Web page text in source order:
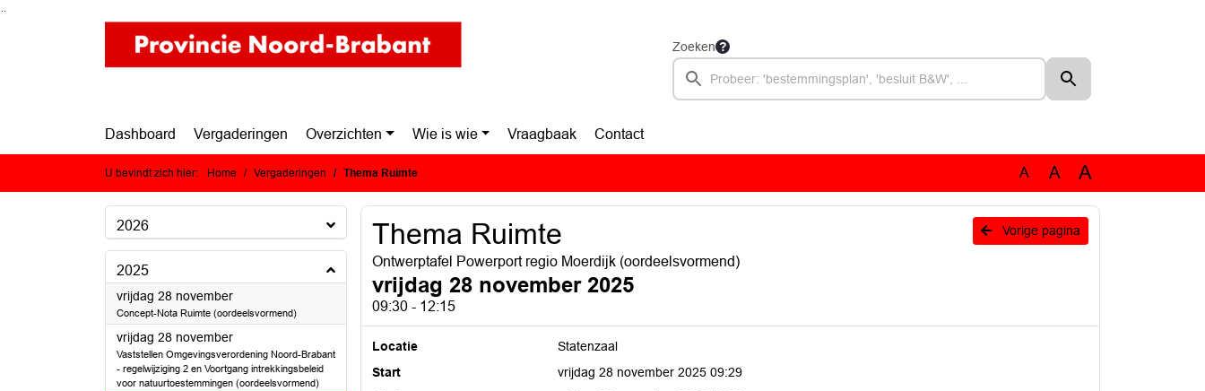
Ga naar de inhoud van deze pagina
Ga naar het zoeken
Ga naar het menu
Zoeken
Dashboard Vergaderingen Overzichten Wie is wie Vraagbaak Contact
U bevindt zich hier: Home Vergaderingen Thema Ruimte A A A
2026
2025
vrijdag 28 november2025
Concept-Nota Ruimte (oordeelsvormend)
vrijdag 28 november2025
Vaststellen Omgevingsverordening Noord-Brabant
- regelwijziging 2 en Voortgang intrekkingsbeleid
voor natuurtoestemmingen (oordeelsvormend)
Vorige pagina
Thema Ruimte
Ontwerptafel Powerport regio Moerdijk (oordeelsvormend)
vrijdag 28 november 2025
09:30 - 12:15
Locatie
Statenzaal
Start
vrijdag 28 november 2025 09:29